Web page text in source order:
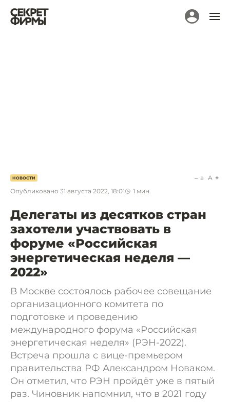
НОВОСТИ
Опубликовано 31 августа 2022, 18:01 1 мин.
a A
Делегаты из десятков стран
захотели участвовать в
форуме «Российская
энергетическая неделя —
2022»
В Москве состоялось рабочее совещание
организационного комитета по
подготовке и проведению
международного форума «Российская
энергетическая неделя» (РЭН-2022).
Встреча прошла с вице-премьером
правительства РФ Александром Новаком.
Он отметил, что РЭН пройдёт уже в пятый
раз. Чиновник напомнил, что в 2021 году